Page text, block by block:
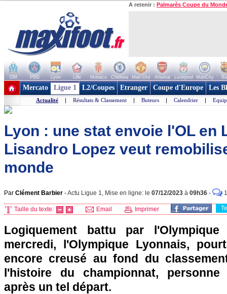
A retenir : Palmarès Coupe du
OM PSG Lyon Lille Monaco Chelsea Man Utd Arsenal Liverpool ManCity
+ de clubs
Mercato Ligue 1 L2/Coupes Etranger Coupe d'Europe Les
Actualité | Résultats & Classement | Buteurs | Calendrier |
Lyon : une stat envoie l'OL en
Lisandro Lopez veut
monde
Par Clément Barbier -Actu Ligue 1, Mise en ligne: le 07/12/2023 à 09h36 -
Taille du texte: Email Imprimer
Logiquement battu par
mercredi, l'Olympique Lyonnais,
encore creusé au fond du
l'histoire du championnat,
après un tel départ.